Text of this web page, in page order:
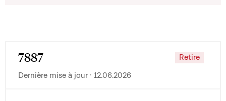
7887
Retire
Dernière mise à jour · 12.06.2026